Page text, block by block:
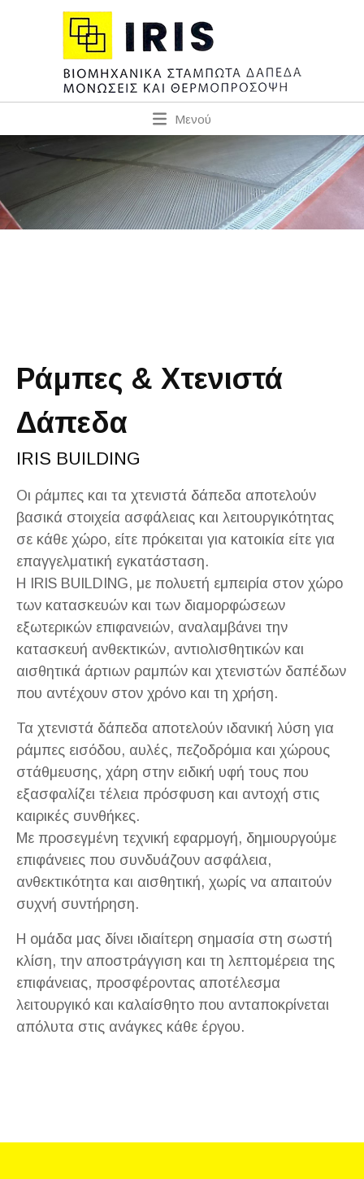
Μενού
Ράμπες & Χτενιστά
Δάπεδα
IRIS BUILDING
Οι ράμπες και τα χτενιστά δάπεδα αποτελούν
βασικά στοιχεία ασφάλειας και λειτουργικότητας
σε κάθε χώρο, είτε πρόκειται για κατοικία είτε για
επαγγελματική εγκατάσταση.
Η IRIS BUILDING, με πολυετή εμπειρία στον χώρο
των κατασκευών και των διαμορφώσεων
εξωτερικών επιφανειών, αναλαμβάνει την
κατασκευή ανθεκτικών, αντιολισθητικών και
αισθητικά άρτιων ραμπών και χτενιστών δαπέδων
που αντέχουν στον χρόνο και τη χρήση.
Τα χτενιστά δάπεδα αποτελούν ιδανική λύση για
ράμπες εισόδου, αυλές, πεζοδρόμια και χώρους
στάθμευσης, χάρη στην ειδική υφή τους που
εξασφαλίζει τέλεια πρόσφυση και αντοχή στις
καιρικές συνθήκες.
Με προσεγμένη τεχνική εφαρμογή, δημιουργούμε
επιφάνειες που συνδυάζουν ασφάλεια,
ανθεκτικότητα και αισθητική, χωρίς να απαιτούν
συχνή συντήρηση.
Η ομάδα μας δίνει ιδιαίτερη σημασία στη σωστή
κλίση, την αποστράγγιση και τη λεπτομέρεια της
επιφάνειας, προσφέροντας αποτέλεσμα
λειτουργικό και καλαίσθητο που ανταποκρίνεται
απόλυτα στις ανάγκες κάθε έργου.